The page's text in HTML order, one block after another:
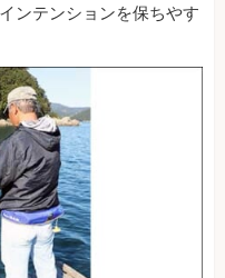
ンテンションを保ちやす